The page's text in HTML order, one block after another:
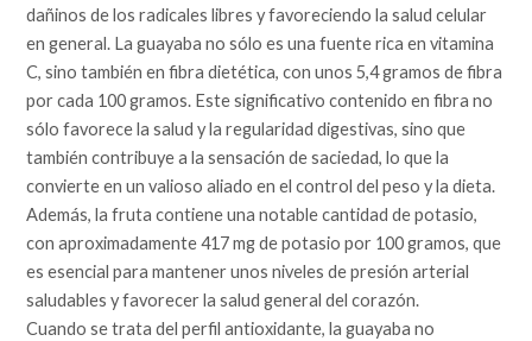
dañinos de los radicales libres y favoreciendo la salud celular
en general. La guayaba no sólo es una fuente rica en vitamina
C, sino también en fibra dietética, con unos 5,4 gramos de fibra
por cada 100 gramos. Este significativo contenido en fibra no
sólo favorece la salud y la regularidad digestivas, sino que
también contribuye a la sensación de saciedad, lo que la
convierte en un valioso aliado en el control del peso y la dieta.
Además, la fruta contiene una notable cantidad de potasio,
con aproximadamente 417 mg de potasio por 100 gramos, que
es esencial para mantener unos niveles de presión arterial
saludables y favorecer la salud general del corazón.
Cuando se trata del perfil antioxidante, la guayaba no